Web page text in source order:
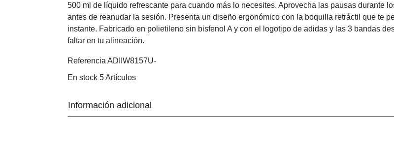
500 ml de líquido refrescante para cuando más lo necesites. Aprovecha las pausas durante
antes de reanudar la sesión. Presenta un diseño ergonómico con la boquilla retráctil que te
instante. Fabricado en polietileno sin bisfenol A y con el logotipo de adidas y las 3 bandas
faltar en tu alineación.
Referencia ADIIW8157U-
En stock 5 Artículos
Información adicional